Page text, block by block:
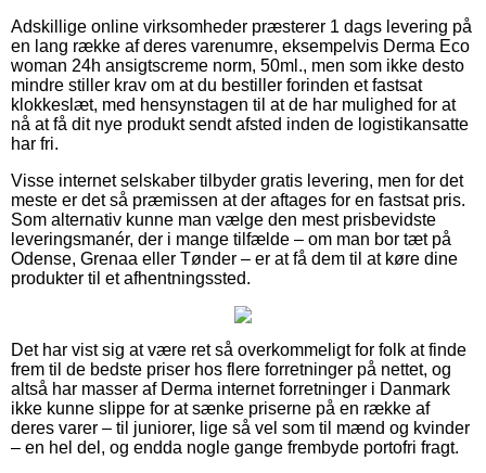
Adskillige online virksomheder præsterer 1 dags levering på
en lang række af deres varenumre, eksempelvis Derma Eco
woman 24h ansigtscreme norm, 50ml., men som ikke desto
mindre stiller krav om at du bestiller forinden et fastsat
klokkeslæt, med hensynstagen til at de har mulighed for at
nå at få dit nye produkt sendt afsted inden de logistikansatte
har fri.
Visse internet selskaber tilbyder gratis levering, men for det
meste er det så præmissen at der aftages for en fastsat pris.
Som alternativ kunne man vælge den mest prisbevidste
leveringsmanér, der i mange tilfælde – om man bor tæt på
Odense, Grenaa eller Tønder – er at få dem til at køre dine
produkter til et afhentningssted.
Det har vist sig at være ret så overkommeligt for folk at finde
frem til de bedste priser hos flere forretninger på nettet, og
altså har masser af Derma internet forretninger i Danmark
ikke kunne slippe for at sænke priserne på en række af
deres varer – til juniorer, lige så vel som til mænd og kvinder
– en hel del, og endda nogle gange frembyde portofri fragt.